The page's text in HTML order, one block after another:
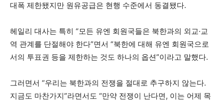
대폭 제한됐지만 원유공급은 현행 수준에서 동결됐다.
헤일리 대사는 특히 “모든 유엔 회원국들은 북한과의 외교·교
역 관계를 단절해야 한다”면서 “북한에 대해 유엔 회원국으로
서의 투표권 등을 제한하는 것도 하나의 옵션”이라고 말했다.
그러면서 “우리는 북한과의 전쟁을 절대로 추구하지 않는다.
지금도 마찬가지”라면서도 “만약 전쟁이 난다면, 이는 어제 목